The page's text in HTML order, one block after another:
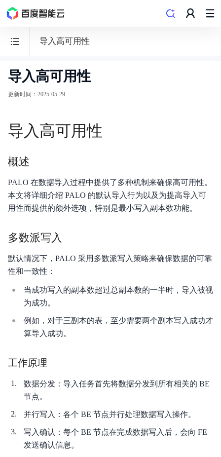
导入高可用性
数
据
PALO
功能发布记录
产品概述
产品定价
快速入门
操作手册
开发指南
服务等级协议SLA
SQL手册
Palo for PostgreSQL
导入高可用性
更新时间 ： 2025-05-29
导入高可用性
概述
PALO 在数据导入过程中提供了多种机制来确保高可用性。
本文将详细介绍 PALO 的默认导入行为以及为提高导入可
用性而提供的额外选项，特别是最小写入副本数功能。
多数派写入
默认情况下，PALO 采用多数派写入策略来确保数据的可靠
性和一致性：
当成功写入的副本数超过总副本数的一半时，导入被视
为成功。
例如，对于三副本的表，至少需要两个副本写入成功才
算导入成功。
工作原理
数据分发：导入任务首先将数据分发到所有相关的 BE
节点。
并行写入：各个 BE 节点并行处理数据写入操作。
写入确认：每个 BE 节点在完成数据写入后，会向 FE
发送确认信息。